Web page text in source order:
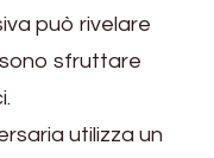
può rivelare
sfruttare
utilizza un